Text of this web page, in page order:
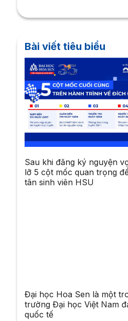
Bài viết tiêu biểu
Sau khi đăng ký nguyện
lỡ 5 cột mốc quan trọng
tân sinh viên HSU
Đại học Hoa Sen là một
trường Đại học Việt Nam
quốc tế